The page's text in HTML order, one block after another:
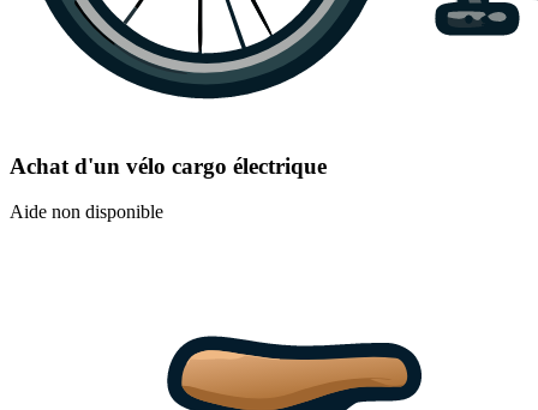
Achat d'un vélo cargo électrique
Aide non disponible